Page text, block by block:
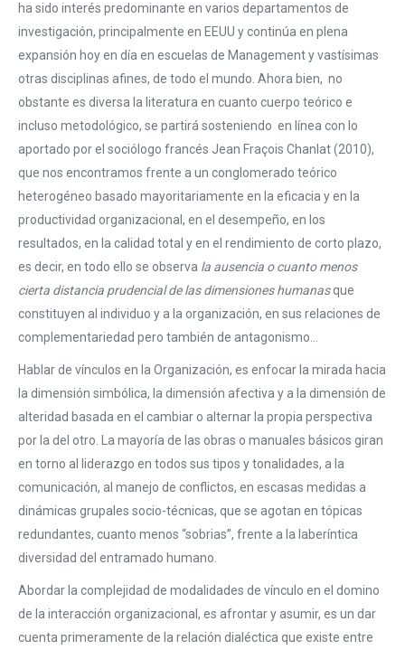
ha sido interés predominante en varios departamentos de
investigación, principalmente en EEUU y continúa en plena
expansión hoy en día en escuelas de Management y vastísimas
otras disciplinas afines, de todo el mundo. Ahora bien, no
obstante es diversa la literatura en cuanto cuerpo teórico e
incluso metodológico, se partirá sosteniendo en línea con lo
aportado por el sociólogo francés Jean Fraçois Chanlat (2010),
que nos encontramos frente a un conglomerado teórico
heterogéneo basado mayoritariamente en la eficacia y en la
productividad organizacional, en el desempeño, en los
resultados, en la calidad total y en el rendimiento de corto plazo,
es decir, en todo ello se observa la ausencia o cuanto menos
cierta distancia prudencial de las dimensiones humanasque
constituyen al individuo y a la organización, en sus relaciones de
complementariedad pero también de antagonismo…
Hablar de vínculos en la Organización, es enfocar la mirada hacia
la dimensión simbólica, la dimensión afectiva y a la dimensión de
alteridad basada en el cambiar o alternar la propia perspectiva
por la del otro. La mayoría de las obras o manuales básicos giran
en torno al liderazgo en todos sus tipos y tonalidades, a la
comunicación, al manejo de conflictos, en escasas medidas a
dinámicas grupales socio-técnicas, que se agotan en tópicas
redundantes, cuanto menos “sobrias”, frente a la laberíntica
diversidad del entramado humano.
Abordar la complejidad de modalidades de vínculo en el domino
de la interacción organizacional, es afrontar y asumir, es un dar
cuenta primeramente de la relación dialéctica que existe entre